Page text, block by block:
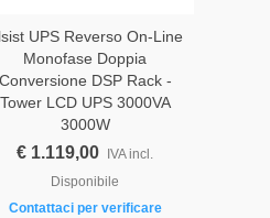
UPS Reverso On-Line
Monofase Doppia
Conversione DSP Rack -
Tower LCD UPS 3000VA
3000W
€ 1.119,00 IVA incl.
Disponibile
Contattaci per verificare